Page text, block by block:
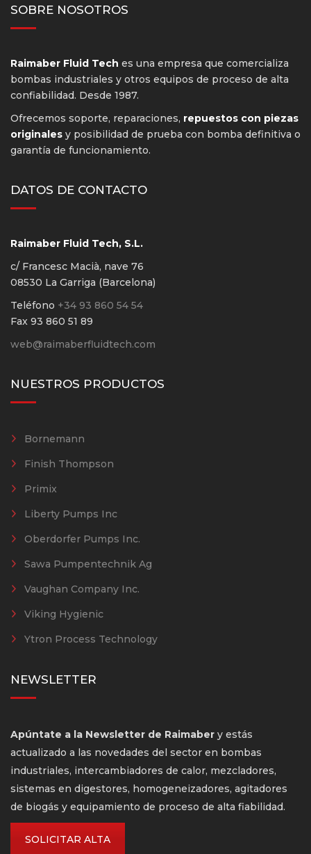
SOBRE NOSOTROS
Raimaber Fluid Tech es una empresa que comercializa
bombas industriales y otros equipos de proceso de alta
confiabilidad. Desde 1987.
Ofrecemos soporte, reparaciones, repuestos con piezas
originales y posibilidad de prueba con bomba definitiva o
garantía de funcionamiento.
DATOS DE CONTACTO
Raimaber Fluid Tech, S.L.
c/ Francesc Macià, nave 76
08530 La Garriga (Barcelona)
Teléfono +34 93 860 54 54
Fax 93 860 51 89
web@raimaberfluidtech.com
NUESTROS PRODUCTOS
Bornemann
Finish Thompson
Primix
Liberty Pumps Inc
Oberdorfer Pumps Inc.
Sawa Pumpentechnik Ag
Vaughan Company Inc.
Viking Hygienic
Ytron Process Technology
NEWSLETTER
Apúntate a la Newsletter de Raimaber y estás
actualizado a las novedades del sector en bombas
industriales, intercambiadores de calor, mezcladores,
sistemas en digestores, homogeneizadores, agitadores
de biogás y equipamiento de proceso de alta fiabilidad.
SOLICITAR ALTA